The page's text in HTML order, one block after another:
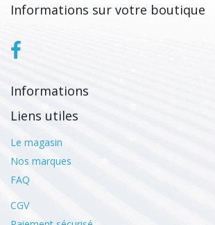
Informations sur votre boutique
Informations
Liens utiles
Le magasin
Nos marques
FAQ
CGV